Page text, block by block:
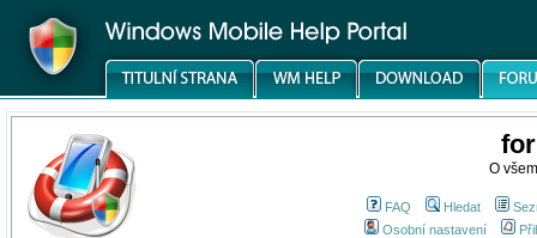
O
FAQ Hledat
Osobní nastavení